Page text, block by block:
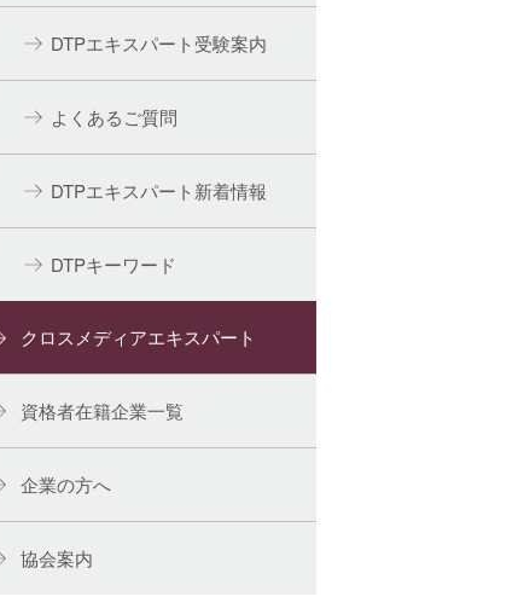
DTPエキスパート受験案内
よくあるご質問
DTPエキスパート新着情報
DTPキーワード
クロスメディアエキスパート
資格者在籍企業一覧
企業の方へ
協会案内